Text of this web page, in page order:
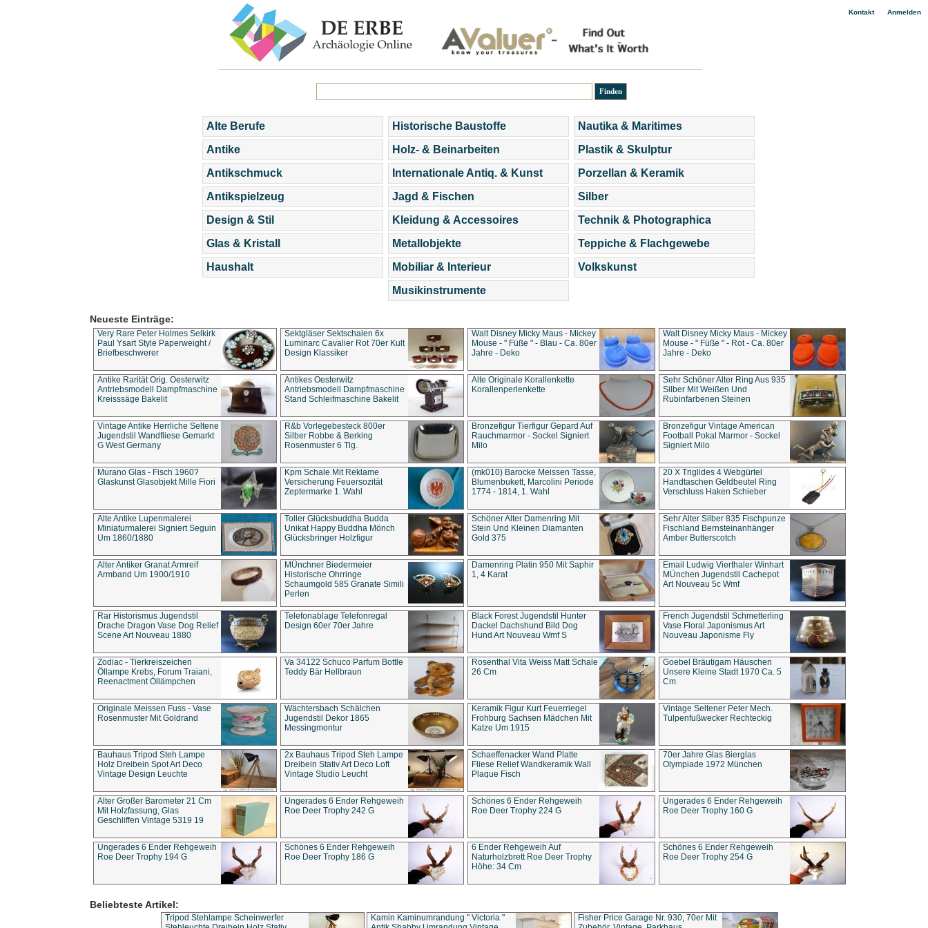
Kontakt| Anmelden
Alte Berufe
Antike
Antikschmuck
Antikspielzeug
Design & Stil
Glas & Kristall
Haushalt
Historische Baustoffe
Holz- & Beinarbeiten
Internationale Antiq. & Kunst
Jagd & Fischen
Kleidung & Accessoires
Metallobjekte
Mobiliar & Interieur
Musikinstrumente
Nautika & Maritimes
Plastik & Skulptur
Porzellan & Keramik
Silber
Technik & Photographica
Teppiche & Flachgewebe
Volkskunst
Neueste Einträge:
Very Rare Peter Holmes Selkirk
Paul Ysart Style Paperweight /
Briefbeschwerer
Sektgläser Sektschalen 6x
Luminarc Cavalier Rot 70er Kult
Design Klassiker
Walt Disney Micky Maus - Mickey
Mouse - " Füße " - Blau - Ca. 80er
Jahre - Deko
Walt Disney Micky Maus - Mickey
Mouse - " Füße " - Rot - Ca. 80er
Jahre - Deko
Antike Rarität Orig. Oesterwitz
Antriebsmodell Dampfmaschine
Kreisssäge Bakelit
Antikes Oesterwitz
Antriebsmodell Dampfmaschine
Stand Schleifmaschine Bakelit
Alte Originale Korallenkette
Korallenperlenkette
Sehr Schöner Alter Ring Aus 935
Silber Mit Weißen Und
Rubinfarbenen Steinen
Vintage Antike Herrliche Seltene
Jugendstil Wandfliese Gemarkt
G West Germany
R&b Vorlegebesteck 800er
Silber Robbe & Berking
Rosenmuster 6 Tlg.
Bronzefigur Tierfigur Gepard Auf
Rauchmarmor - Sockel Signiert
Milo
Bronzefigur Vintage American
Football Pokal Marmor - Sockel
Signiert Milo
Murano Glas - Fisch 1960?
Glaskunst Glasobjekt Mille Fiori
Kpm Schale Mit Reklame
Versicherung Feuersozität
Zeptermarke 1. Wahl
(mk010) Barocke Meissen Tasse,
Blumenbukett, Marcolini Periode
1774 - 1814, 1. Wahl
20 X Triglides 4 Webgürtel
Handtaschen Geldbeutel Ring
Verschluss Haken Schieber
Alte Antike Lupenmalerei
Miniaturmalerei Signiert Seguin
Um 1860/1880
Toller Glücksbuddha Budda
Unikat Happy Buddha Mönch
Glücksbringer Holzfigur
Schöner Alter Damenring Mit
Stein Und Kleinen Diamanten
Gold 375
Sehr Alter Silber 835 Fischpunze
Fischland Bernsteinanhänger
Amber Butterscotch
Alter Antiker Granat Armreif
Armband Um 1900/1910
MÜnchner Biedermeier
Historische Ohrringe
Schaumgold 585 Granate Simili
Perlen
Damenring Platin 950 Mit Saphir
1, 4 Karat
Email Ludwig Vierthaler Winhart
MÜnchen Jugendstil Cachepot
Art Nouveau 5c Wmf
Rar Historismus Jugendstil
Drache Dragon Vase Dog Relief
Scene Art Nouveau 1880
Telefonablage Telefonregal
Design 60er 70er Jahre
Black Forest Jugendstil Hunter
Dackel Dachshund Bild Dog
Hund Art Nouveau Wmf S
French Jugendstil Schmetterling
Vase Floral Japonismus Art
Nouveau Japonisme Fly
Zodiac - Tierkreiszeichen
Öllampe Krebs, Forum Traiani,
Reenactment Öllämpchen
Va 34122 Schuco Parfum Bottle
Teddy Bär Hellbraun
Rosenthal Vita Weiss Matt Schale
26 Cm
Goebel Bräutigam Häuschen
Unsere Kleine Stadt 1970 Ca. 5
Cm
Originale Meissen Fuss - Vase
Rosenmuster Mit Goldrand
Wächtersbach Schälchen
Jugendstil Dekor 1865
Messingmontur
Keramik Figur Kurt Feuerriegel
Frohburg Sachsen Mädchen Mit
Katze Um 1915
Vintage Seltener Peter Mech.
Tulpenfußwecker Rechteckig
Bauhaus Tripod Steh Lampe
Holz Dreibein Spot Art Deco
Vintage Design Leuchte
2x Bauhaus Tripod Steh Lampe
Dreibein Stativ Art Deco Loft
Vintage Studio Leucht
Schaeffenacker Wand Platte
Fliese Relief Wandkeramik Wall
Plaque Fisch
70er Jahre Glas Bierglas
Olympiade 1972 München
Alter Großer Barometer 21 Cm
Mit Holzfassung, Glas
Geschliffen Vintage 5319 19
Ungerades 6 Ender Rehgeweih
Roe Deer Trophy 242 G
Schönes 6 Ender Rehgeweih
Roe Deer Trophy 224 G
Ungerades 6 Ender Rehgeweih
Roe Deer Trophy 160 G
Ungerades 6 Ender Rehgeweih
Roe Deer Trophy 194 G
Schönes 6 Ender Rehgeweih
Roe Deer Trophy 186 G
6 Ender Rehgeweih Auf
Naturholzbrett Roe Deer Trophy
Höhe: 34 Cm
Schönes 6 Ender Rehgeweih
Roe Deer Trophy 254 G
Beliebteste Artikel:
Tripod Stehlampe Scheinwerfer
Kamin Kaminumrandung " Victoria "
Fisher Price Garage Nr. 930, 70er Mit